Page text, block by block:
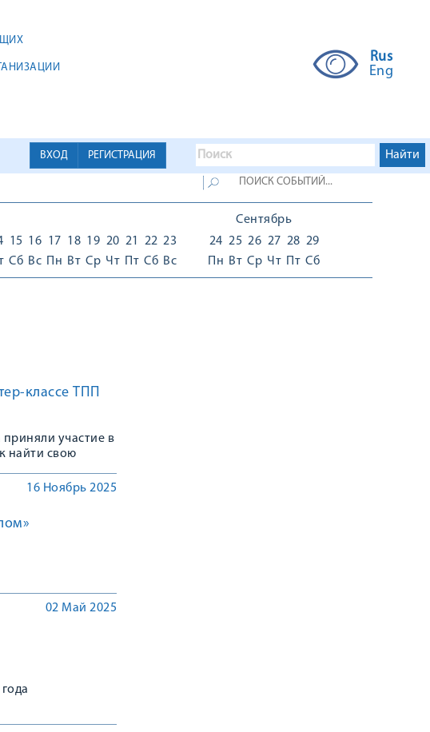
Rus
Eng
ВХОД РЕГИСТРАЦИЯ
15
Сб
16
Вс
17
Пн
18
Вт
19
Ср
20
Чт
21
Пт
22
Сб
23
Вс
Сентябрь
24
Пн
25
Вт
26
Ср
27
Чт
28
Пт
29
Сб
классе ТПП
участие в
найти свою
16 Ноябрь 2025
02 Май 2025